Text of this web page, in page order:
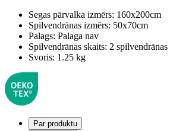
Segas pārvalka izmērs: 160x200cm
Spilvendrānas izmērs: 50x70cm
Palags: Palaga nav
Spilvendrānas skaits: 2 spilvendrānas
Svoris: 1.25 kg
Par produktu